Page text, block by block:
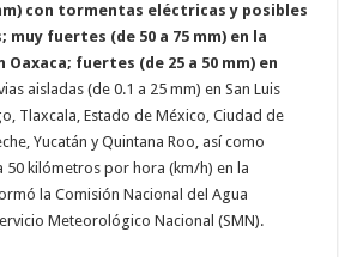
con tormentas eléctricas y posibles
muy fuertes (de 50 a 75 mm) en la
Oaxaca; fuertes (de 25 a 50 mm) en
aisladas (de 0.1 a 25 mm) en San Luis
Tlaxcala, Estado de México, Ciudad de
Yucatán y Quintana Roo, así como
50 kilómetros por hora (km/h) en la
la Comisión Nacional del Agua
Meteorológico Nacional (SMN).